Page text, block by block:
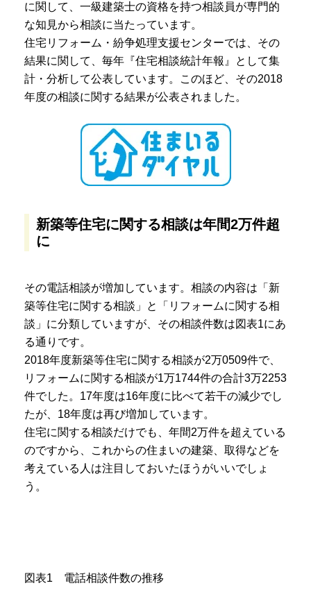
に関して、一級建築士の資格を持つ相談員が専門的
な知見から相談に当たっています。
住宅リフォーム・紛争処理支援センターでは、その
結果に関して、毎年『住宅相談統計年報』として集
計・分析して公表しています。このほど、その2018
年度の相談に関する結果が公表されました。
新築等住宅に関する相談は年間2万件超
に
その電話相談が増加しています。相談の内容は「新
築等住宅に関する相談」と「リフォームに関する相
談」に分類していますが、その相談件数は図表1にあ
る通りです。
2018年度新築等住宅に関する相談が2万0509件で、
リフォームに関する相談が1万1744件の合計3万2253
件でした。17年度は16年度に比べて若干の減少でし
たが、18年度は再び増加しています。
住宅に関する相談だけでも、年間2万件を超えている
のですから、これからの住まいの建築、取得などを
考えている人は注目しておいたほうがいいでしょ
う。
図表1 電話相談件数の推移